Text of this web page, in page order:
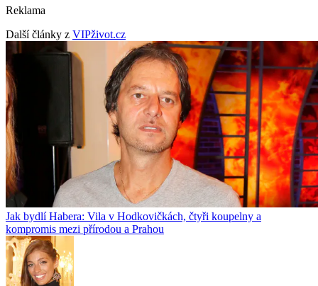
Reklama
Další články z VIPživot.cz
Jak bydlí Habera: Vila v Hodkovičkách, čtyři koupelny a
kompromis mezi přírodou a Prahou